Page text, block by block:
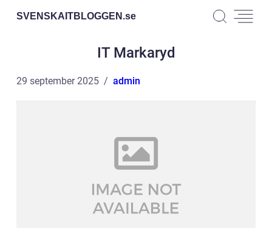
SVENSKAITBLOGGEN.se
IT Markaryd
29 september 2025 admin